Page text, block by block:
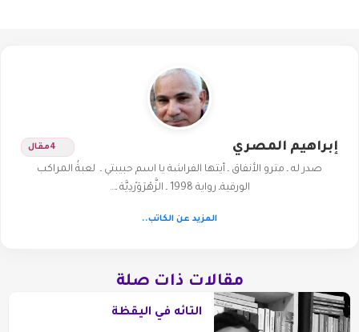
إبراهيم المصري 4مقال
صدر له ـ مترو الأنفاق ـ أيتها الفراشة يا اسم حبيبتي ـ لعبةُ المراكب
الورقيةـ رواية 1998 ـ الزَّهْرَوَرْدِيَّة ـ…
المزيد عن الكاتب..
مقالات ذات صلة
التائه في اليقظة